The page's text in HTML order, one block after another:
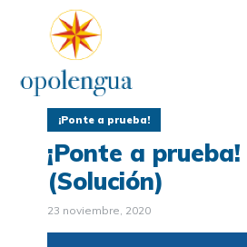
¡Ponte a prueba!
¡Ponte a
(Solución)
23 noviembre, 2020